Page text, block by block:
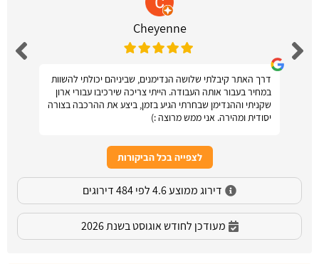
Cheyenne
דרך האתר קיבלתי שלושה הנדימנים, שביניהם יכולתי להשוות
במחיר בעבור אותה העבודה. הייתי צריכה שירכיבו עבורי ארון
שקניתי וההנדימן שבחרתי הגיע בזמן, ביצע את ההרכבה בצורה
יסודית ומהירה. אני ממש מרוצה :)
לצפייה בכל הביקורות
דירוג ממוצע 4.6 לפי 484 דירוגים
מעודכן לחודש אוגוסט בשנת 2026